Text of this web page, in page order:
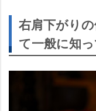
右肩下がり
て一般に知